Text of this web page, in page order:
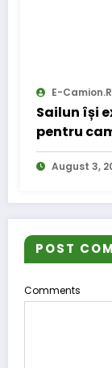
E-
Sailun își
pentru
August 3,
POST
Comments